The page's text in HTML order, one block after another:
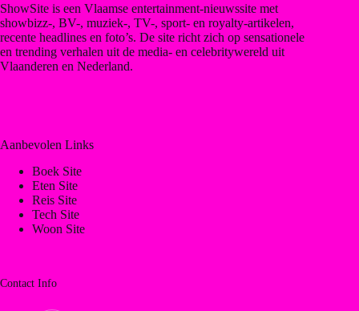
ShowSite is een Vlaamse entertainment-nieuwssite met
showbizz-, BV-, muziek-, TV-, sport- en royalty-artikelen,
recente headlines en foto’s. De site richt zich op sensationele
en trending verhalen uit de media- en celebritywereld uit
Vlaanderen en Nederland.
Aanbevolen Links
Boek Site
Eten Site
Reis Site
Tech Site
Woon Site
Contact Info